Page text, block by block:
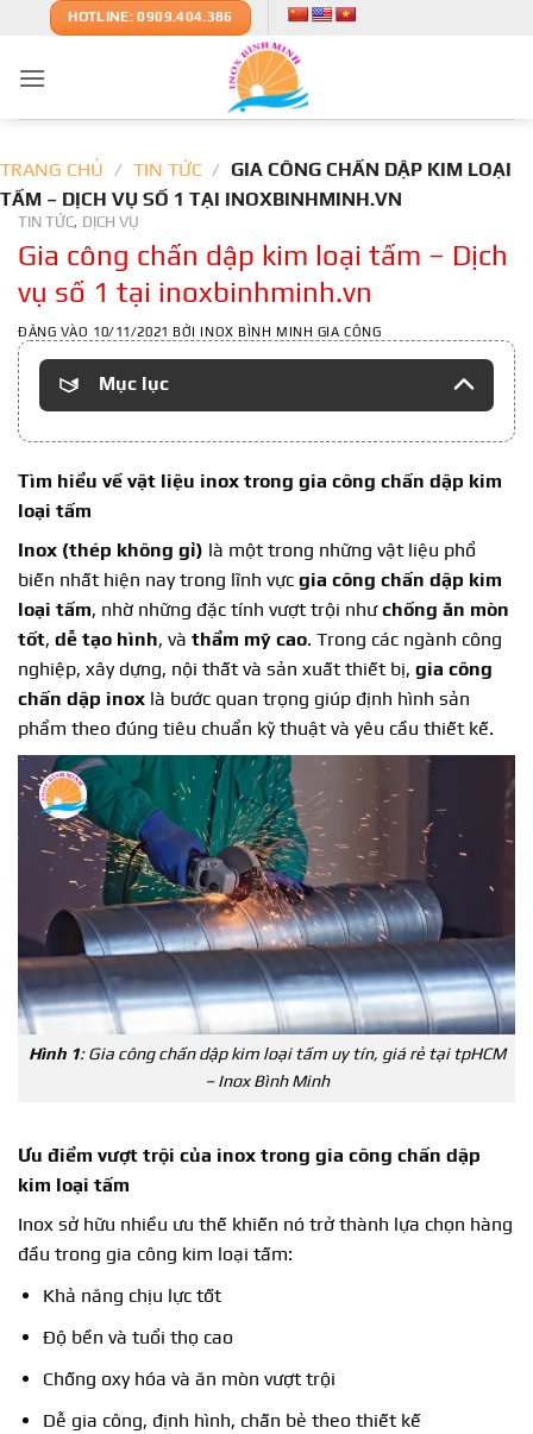
nội
HOTLINE: 0909.404.386
TRANG CHỦ / TIN TỨC / GIA CÔNG CHẤN DẬP KIM LOẠI
TẤM – DỊCH VỤ SỐ 1 TẠI INOXBINHMINH.VN
TIN TỨC, DỊCH VỤ
Gia công chấn dập kim loại tấm – Dịch
vụ số 1 tại inoxbinhminh.vn
ĐĂNG VÀO 10/11/2021 BỞI INOX BÌNH MINH GIA CÔNG
Mục lục
Tìm hiểu về vật liệu inox trong gia công chấn dập kim
loại tấm
Inox (thép không gỉ) là một trong những vật liệu phổ
biến nhất hiện nay trong lĩnh vực gia công chấn dập kim
loại tấm, nhờ những đặc tính vượt trội nhưchống ăn mòn
tốt, dễ tạo hình, và thẩm mỹ cao. Trong các ngành công
nghiệp, xây dựng, nội thất và sản xuất thiết bị, gia công
chấn dập inox là bước quan trọng giúp định hình sản
phẩm theo đúng tiêu chuẩn kỹ thuật và yêu cầu thiết kế.
Hình 1: Gia công chấn dập kim loại tấm uy tín, giá rẻ tại tpHCM
– Inox Bình Minh
Ưu điểm vượt trội của inox trong gia công chấn dập
kim loại tấm
Inox sở hữu nhiều ưu thế khiến nó trở thành lựa chọn hàng
đầu trong gia công kim loại tấm:
Khả năng chịu lực tốt
Độ bền và tuổi thọ cao
Chống oxy hóa và ăn mòn vượt trội
Dễ gia công, định hình, chấn bẻ theo thiết kế